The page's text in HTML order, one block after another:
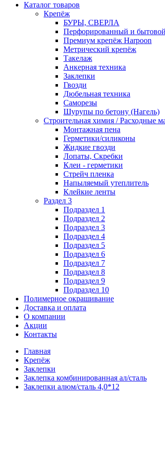
Каталог товаров
Крепёж
БУРЫ, СВЕРЛА
Перфорированный и
Премиум крепёж Harpoon
Метрический крепёж
Такелаж
Анкерная техника
Заклепки
Гвозди
Дюбельная техника
Саморезы
Шурупы по бетону (Нагель)
Строительная химия / Расходные
Монтажная пена
Герметики/силиконы
Жидкие гвозди
Лопаты, Скребки
Клеи - герметики
Стрейч пленка
Напыляемый утеплитель
Клейкие ленты
Раздел 3
Подраздел 1
Подраздел 2
Подраздел 3
Подраздел 4
Подраздел 5
Подраздел 6
Подраздел 7
Подраздел 8
Подраздел 9
Подраздел 10
Полимерное окрашивание
Доставка и оплата
О компании
Акции
Контакты
Главная
Крепёж
Заклепки
Заклепка комбинированная ал/сталь
Заклепки алюм/сталь 4,0*12